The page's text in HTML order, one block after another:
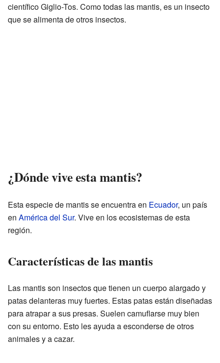
científico Giglio-Tos. Como todas las mantis, es un insecto
que se alimenta de otros insectos.
¿Dónde vive esta mantis?
Esta especie de mantis se encuentra en Ecuador, un país
en América del Sur. Vive en los ecosistemas de esta
región.
Características de las mantis
Las mantis son insectos que tienen un cuerpo alargado y
patas delanteras muy fuertes. Estas patas están diseñadas
para atrapar a sus presas. Suelen camuflarse muy bien
con su entorno. Esto les ayuda a esconderse de otros
animales y a cazar.